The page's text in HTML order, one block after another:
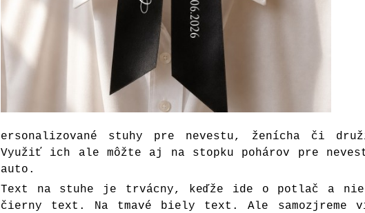
ersonalizované stuhy pre nevestu, ženícha či
Využiť ich ale môžte aj na stopku pohárov pre
auto.
Text na stuhe je trvácny, keďže ide o potlač a
čierny text. Na tmavé biely text. Ale samozjreme